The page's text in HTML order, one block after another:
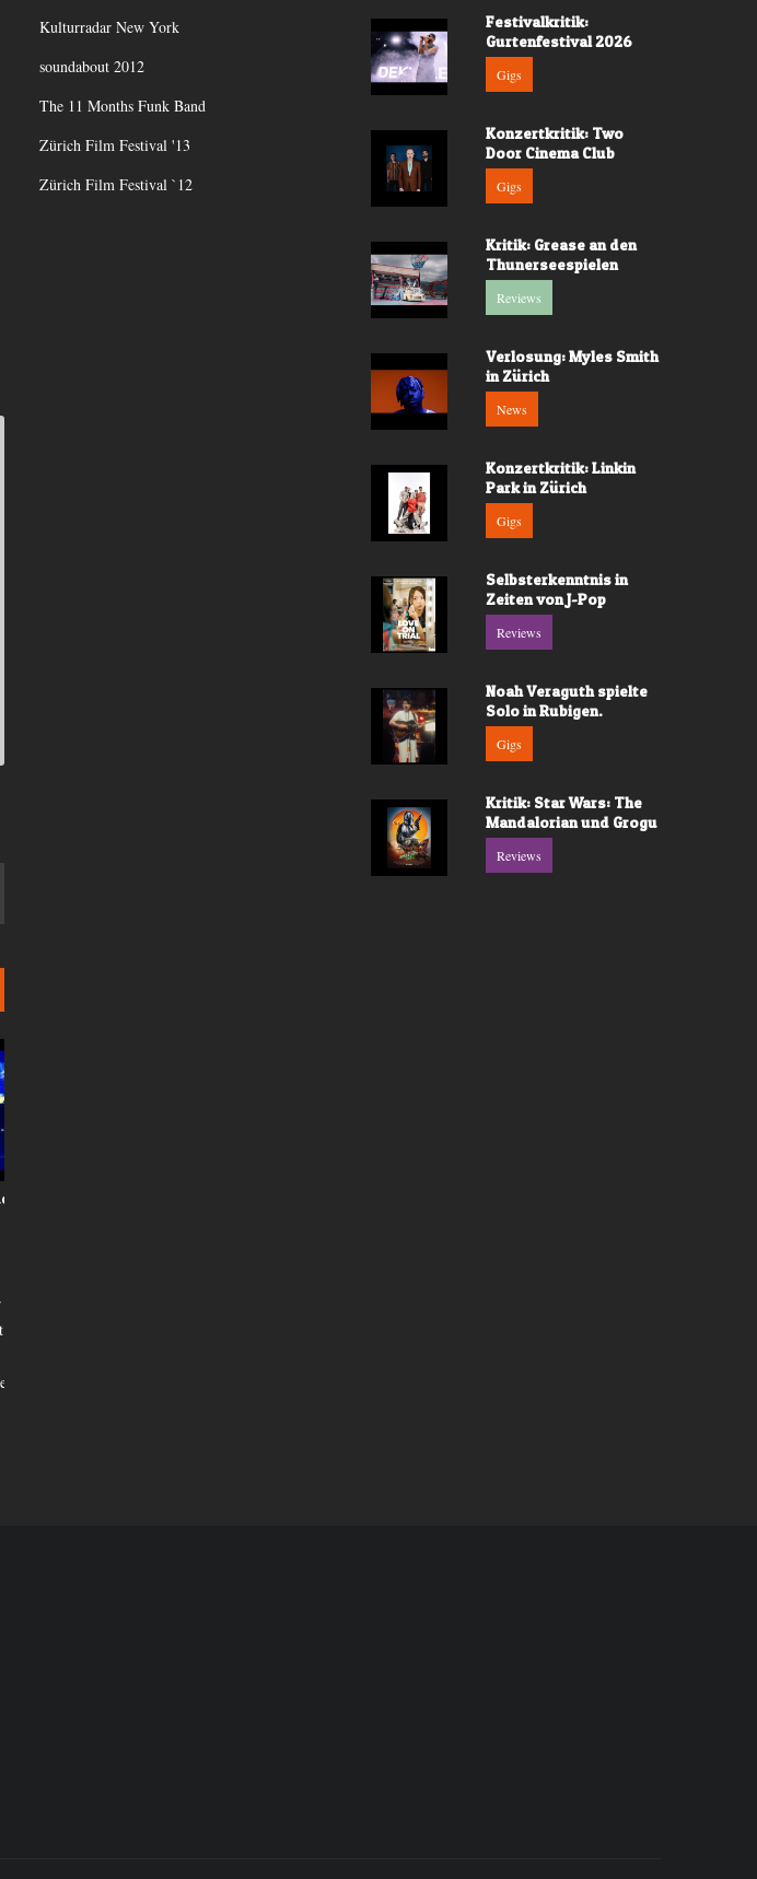
Kulturradar New York
soundabout 2012
The 11 Months Funk Band
Zürich Film Festival '13
Zürich Film Festival `12
Festivalkritik:
Gurtenfestival 2026
Gigs
Konzertkritik: Two
Door Cinema Club
Gigs
Kritik: Grease an den
Thunerseespielen
Reviews
Verlosung: Myles Smith
in Zürich
News
Konzertkritik: Linkin
Park in Zürich
Gigs
Selbsterkenntnis in
Zeiten von J-Pop
Reviews
Noah Veraguth spielte
Solo in Rubigen.
Gigs
Kritik: Star Wars: The
Mandalorian und Grogu
Reviews